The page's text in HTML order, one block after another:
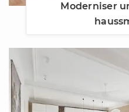
Moderniser